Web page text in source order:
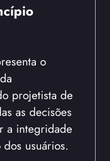
o
projetista de
as decisões
a integridade
usuários.